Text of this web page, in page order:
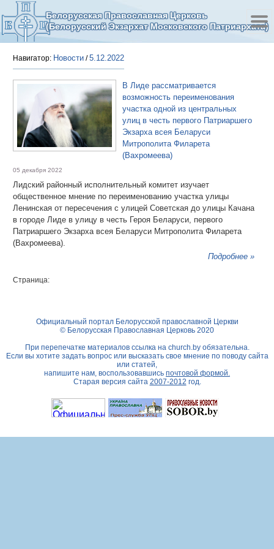
Белорусская Православная Церковь
(Белорусский Экзархат Московского Патриархата)
Навигатор: Новости /5.12.2022
В Лиде рассматривается
возможность переименования
участка одной из центральных
улиц в честь первого Патриаршего
Экзарха всея Беларуси
Митрополита Филарета
(Вахромеева)
05 декабря 2022
Лидский районный исполнительный комитет изучает
общественное мнение по переименованию участка улицы
Ленинская от пересечения с улицей Советская до улицы Качана
в городе Лиде в улицу в честь Героя Беларуси, первого
Патриаршего Экзарха всея Беларуси Митрополита Филарета
(Вахромеева).
Подробнее »
Страница:
Официальный портал Белорусской православной Церкви
© Белорусская Православная Церковь 2020
При перепечатке материалов ссылка на church.byобязательна.
Если вы хотите задать вопрос или высказать свое мнение по поводу сайта
или статей,
напишите нам, воспользовавшись почтовой формой.
Старая версия сайта 2007-2012 год.